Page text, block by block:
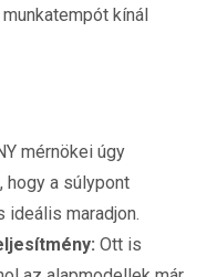
kínál
mérnökei úgy
hogy a súlypont
maradjon.
Ott is